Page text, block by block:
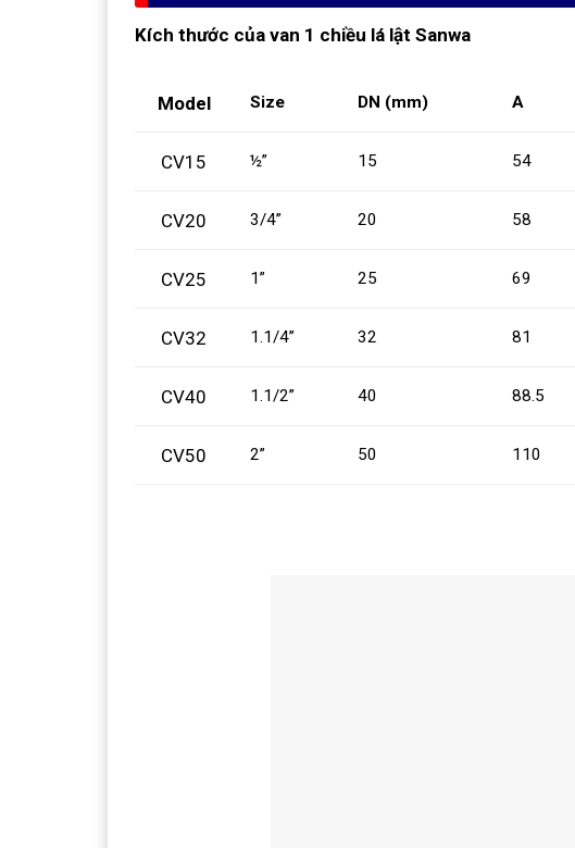
Kích thước của van 1 chiều lá lật Sanwa
Model Size DN (mm) A
CV15 ½” 15 54
CV20 3/4” 20 58
CV25 1” 25 69
CV32 1.1/4” 32 81
CV40 1.1/2” 40 88.5
CV50 2” 50 110